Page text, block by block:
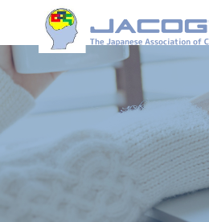
HOME